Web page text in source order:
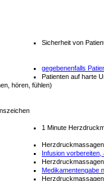
Sicherheit von
gegebenenfalls
Patienten auf harte
hören, fühlen)
1 Minute
Infusion
Medikamentengabe